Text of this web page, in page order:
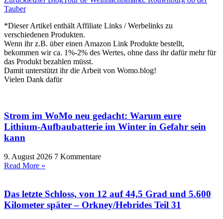
Tauber
*Dieser Artikel enthält Affiliate Links / Werbelinks zu
verschiedenen Produkten.
Wenn ihr z.B. über einen Amazon Link Produkte bestellt,
bekommen wir ca. 1%-2% des Wertes, ohne dass ihr dafür mehr für
das Produkt bezahlen müsst.
Damit unterstützt ihr die Arbeit von Womo.blog!
Vielen Dank dafür
Strom im WoMo neu gedacht: Warum eure
Lithium-Aufbaubatterie im Winter in Gefahr sein
kann
9. August 2026 7 Kommentare
Read More »
Das letzte Schloss, von 12 auf 44,5 Grad und 5.600
Kilometer später – Orkney/Hebrides Teil 31